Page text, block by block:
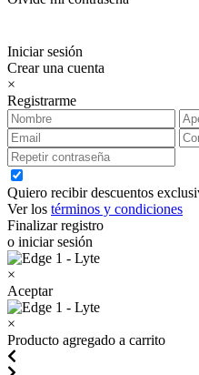
Iniciar sesión
Crear una cuenta
×
Registrarme
Quiero recibir descuentos
Ver los términos y condiciones
Finalizar registro
o iniciar sesión
×
Aceptar
×
Producto agregado a carrito